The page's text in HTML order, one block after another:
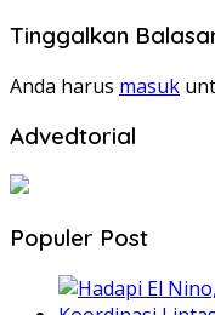
Tinggalkan
Anda harus masuk
Advedtorial
Populer Post